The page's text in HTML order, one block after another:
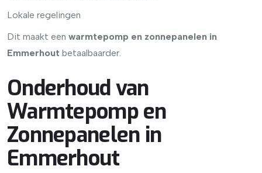
Lokale regelingen
Dit maakt een warmtepomp en zonnepanelen in
Emmerhout betaalbaarder.
Onderhoud van
Warmtepomp en
Zonnepanelen in
Emmerhout